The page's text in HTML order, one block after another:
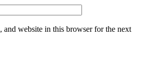
and website in this browser for the next